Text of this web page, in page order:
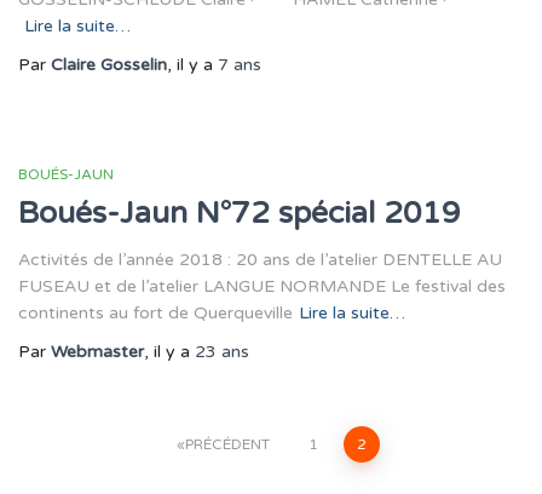
Lire la suite…
Par Claire Gosselin, il y a 7 ans
BOUÉS-JAUN
Boués-Jaun N°72 spécial 2019
Activités de l’année 2018 : 20 ans de l’atelier DENTELLE AU
FUSEAU et de l’atelier LANGUE NORMANDE Le festival des
continents au fort de Querqueville Lire la suite…
Par Webmaster, il y a 23 ans
PaginationPRÉCÉDENT 1 2